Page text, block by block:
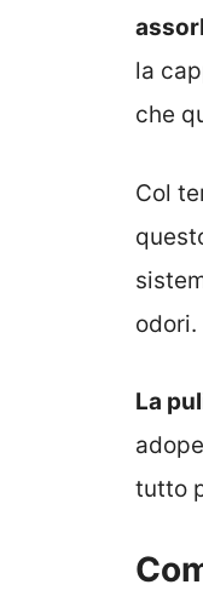
la
che
Col
odori.
La
tutto